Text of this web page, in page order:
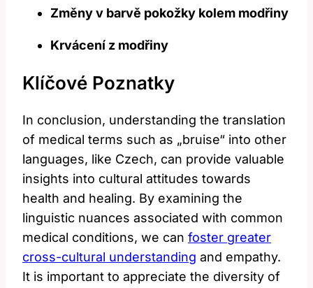
Změny v barvě pokožky kolem modřiny
Krvácení z modřiny
Klíčové Poznatky
In conclusion, understanding the translation
of medical terms such as „bruise“ into other
languages, like Czech, can provide valuable
insights into cultural attitudes towards
health and healing. By examining the
linguistic nuances associated with common
medical conditions, we can foster greater
cross-cultural understanding and empathy.
It is important to appreciate the diversity of